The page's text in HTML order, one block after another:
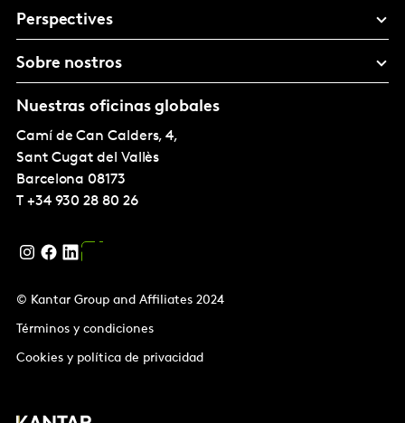
Perspectives
Sobre nostros
Nuestras oficinas globales
Camí de Can Calders, 4,
Sant Cugat del Vallès
Barcelona 08173
T +34 930 28 80 26
© Kantar Group and Affiliates 2024
Términos y condiciones
Cookies y política de privacidad